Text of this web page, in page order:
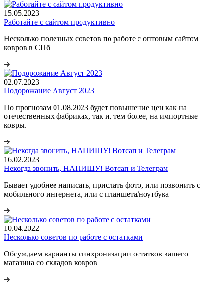
15.05.2023
Работайте с сайтом продуктивно
Несколько полезных советов по работе с оптовым сайтом
ковров в СПб
02.07.2023
Подорожание Август 2023
По прогнозам 01.08.2023 будет повышение цен как на
отечественных фабриках, так и, тем более, на импортные
ковры.
16.02.2023
Некогда звонить, НАПИШУ! Вотсап и Телеграм
Бывает удобнее написать, прислать фото, или позвонить с
мобильного интернета, или с планшета/ноутбука
10.04.2022
Несколько советов по работе с остатками
Обсуждаем варианты синхронизации остатков вашего
магазина со складов ковров